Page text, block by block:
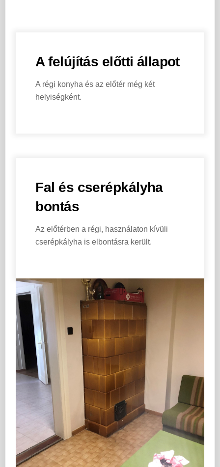
A felújítás előtti állapot
A régi konyha és az előtér még két
helyiségként.
Fal és cserépkályha
bontás
Az előtérben a régi, használaton kívüli
cserépkályha is elbontásra került.